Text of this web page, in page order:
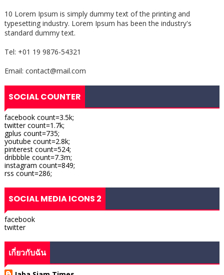
10 Lorem Ipsum is simply dummy text of the printing and
typesetting industry. Lorem Ipsum has been the industry's
standard dummy text.
Tel: +01 19 9876-54321
Email: contact@mail.com
SOCIAL COUNTER
facebook count=3.5k;
twitter count=1.7k;
gplus count=735;
youtube count=2.8k;
pinterest count=524;
dribbble count=7.3m;
instagram count=849;
rss count=286;
SOCIAL MEDIA ICONS 2
facebook
twitter
เกี่ยวกับฉัน